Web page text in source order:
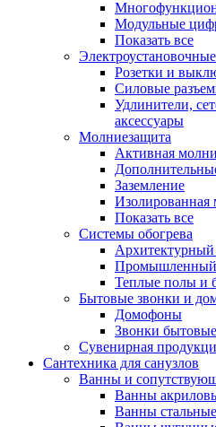
Модульные
Показать все
Розетки и
Силовые
Удлинители,
аксессуары
Молниезащита
Активная
Заземление
Изолированная
Показать все
Системы обогрева
Архитектурный
Промышленный
Теплые полы и
Бытовые звонки и
Домофоны
Звонки бытовые
Сувенирная
Сантехника для санузлов
Ванны и
Ванны
Ванны стальные